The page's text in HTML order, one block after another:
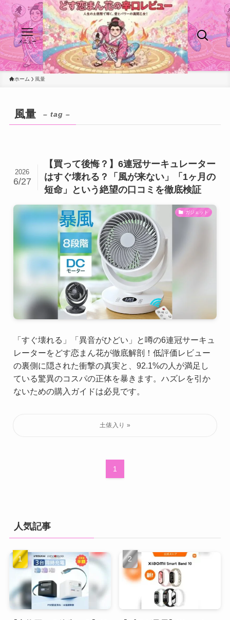
メニュー
ホーム 風量
風量 – tag –
【買って後悔？】6連冠サーキュレーター
はすぐ壊れる？「風が来ない」「1ヶ月の
短命」という絶望の口コミを徹底検証
2026
6/27
ガジェット
「すぐ壊れる」「異音がひどい」と噂の6連冠サーキュ
レーターをどす恋まん花が徹底解剖！低評価レビュー
の裏側に隠された衝撃の真実と、92.1%の人が満足し
ている驚異のコスパの正体を暴きます。ハズレを引か
ないための購入ガイドは必見です。
1
人気記事